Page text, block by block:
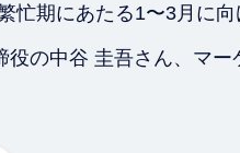
忙期にあたる1〜3月に
役の中谷 圭吾さん、マ